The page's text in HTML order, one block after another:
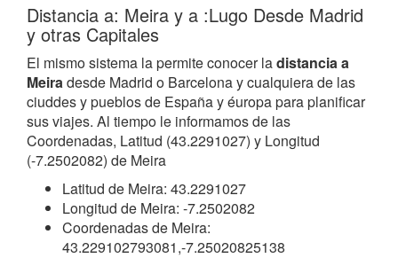
Distancia a: Meira y a :Lugo Desde Madrid
y otras Capitales
El mismo sistema la permite conocer ladistancia a
Meiradesde Madrid o Barcelona y cualquiera de las
ciuddes y pueblos de España y éuropa para planificar
sus viajes. Al tiempo le informamos de las
Coordenadas, Latitud (43.2291027) y Longitud
(-7.2502082) de Meira
Latitud de Meira: 43.2291027
Longitud de Meira: -7.2502082
Coordenadas de Meira:
43.229102793081,-7.25020825138